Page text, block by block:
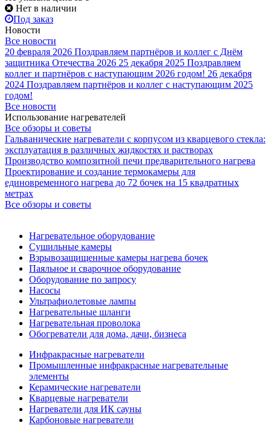
Нет в наличии
Под заказ
Новости
Все новости
20 февраля 2026 Поздравляем партнёров и коллег с Днём
защитника Отечества 2026 25 декабря 2025 Поздравляем
коллег и партнёров с наступающим 2026 годом! 26 декабря
2024 Поздравляем партнёров и коллег с наступающим 2025
годом!
Все новости
Использование нагревателей
Все обзоры и советы
Гальванические нагреватели с корпусом из кварцевого стекла:
эксплуатация в различных жидкостях и растворах
Производство композитной печи предварительного нагрева
Проектирование и создание термокамеры для
единовременного нагрева до 72 бочек на 15 квадратных
метрах
Все обзоры и советы
Нагревательное оборудование
Сушильные камеры
Взрывозащищенные камеры нагрева бочек
Паяльное и сварочное оборудование
Оборудование по запросу
Насосы
Ультрафиолетовые лампы
Нагревательные шланги
Нагревательная проволока
Обогреватели для дома, дачи, бизнеса
Инфракрасные нагреватели
Промышленные инфракрасные нагревательные
элементы
Керамические нагреватели
Кварцевые нагреватели
Нагреватели для ИК сауны
Карбоновые нагреватели